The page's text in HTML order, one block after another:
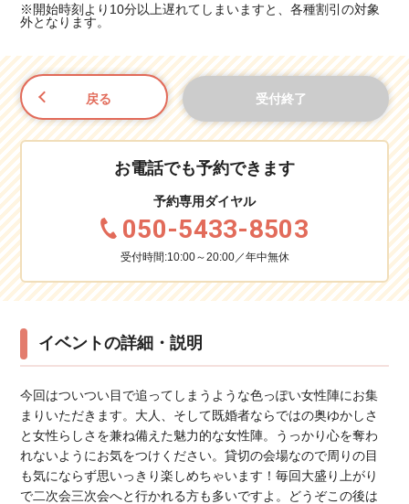
※開始時刻より10分以上遅れてしまいますと、各種割引の対象
外となります。
戻る 受付終了
お電話でも予約できます
予約専用ダイヤル
050-5433-8503
受付時間:10:00～20:00／年中無休
イベントの詳細・説明
今回はついつい目で追ってしまうような色っぽい女性陣にお集
まりいただきます。大人、そして既婚者ならではの奥ゆかしさ
と女性らしさを兼ね備えた魅力的な女性陣。うっかり心を奪わ
れないようにお気をつけください。貸切の会場なので周りの目
も気にならず思いっきり楽しめちゃいます！毎回大盛り上がり
で二次会三次会へと行かれる方も多いですよ。どうぞこの後は